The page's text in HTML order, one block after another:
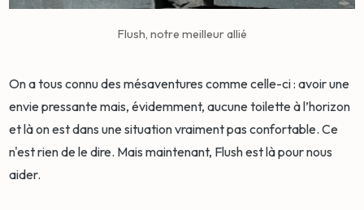
Flush, notre meilleur allié
On a tous connu des mésaventures comme celle-ci : avoir une
envie pressante mais, évidemment, aucune toilette à l’horizon
et là on est dans une situation vraiment pas confortable. Ce
n'est rien de le dire. Mais maintenant, Flush est là pour nous
aider.